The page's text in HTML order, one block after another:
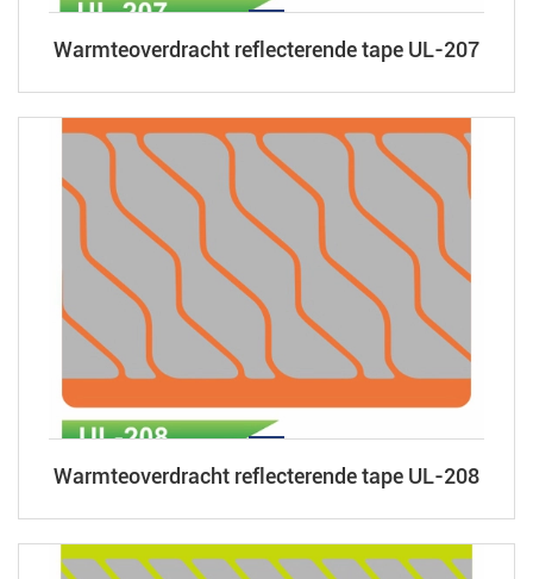
Warmteoverdracht reflecterende tape UL-207
Warmteoverdracht reflecterende tape UL-208